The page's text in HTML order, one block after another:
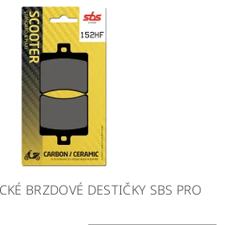
BRZDOVÉ DESTIČKY SBS PRO